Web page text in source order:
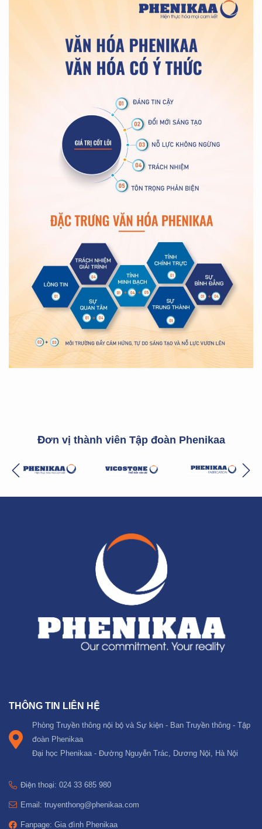
Đơn vị thành viên Tập đoàn Phenikaa
THÔNG TIN LIÊN HỆ
Phòng Truyền thông nội bộ và Sự kiện - Ban Truyền thông - Tập
đoàn Phenikaa
Đại học Phenikaa - Đường Nguyễn Trác, Dương Nội, Hà Nội
Điện thoại: 024 33 685 980
Email: truyenthong@phenikaa.com
Fanpage: Gia đình Phenikaa